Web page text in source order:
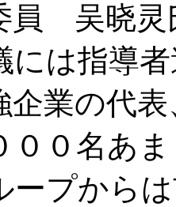
員 吴晓
には指導
企業の代
００名あ
ープから